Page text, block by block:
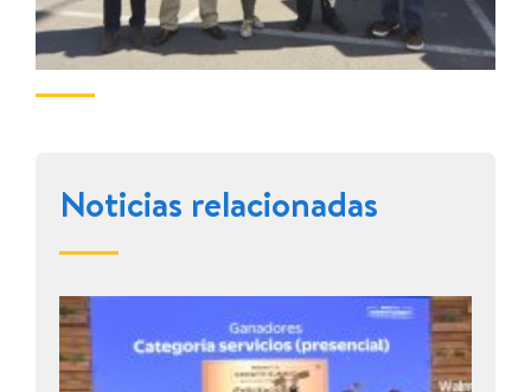
Noticias relacionadas